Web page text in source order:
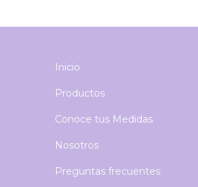
Inicio
Productos
Conoce tus Medidas
Nosotros
Preguntas frecuentes